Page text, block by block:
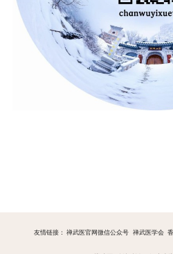
友情链接： 禅武医官网微信公众号 禅武医学会